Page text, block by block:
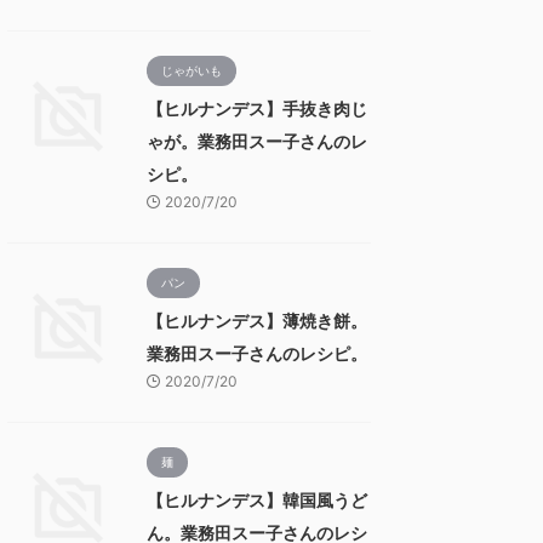
じゃがいも
【ヒルナンデス】手抜き肉じ
ゃが。業務田スー子さんのレ
シピ。
2020/7/20
パン
【ヒルナンデス】薄焼き餅。
業務田スー子さんのレシピ。
2020/7/20
麺
【ヒルナンデス】韓国風うど
ん。業務田スー子さんのレシ